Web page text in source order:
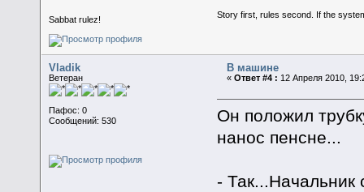
Sabbat rulez! Story first, rules second. If the
Vladik
Ветеран
Пафос: 0
Сообщений: 530
В машине
«Ответ #4 : 12 Апреля 2010,
Он положил
нанос пенсне...
- Так...Начальник